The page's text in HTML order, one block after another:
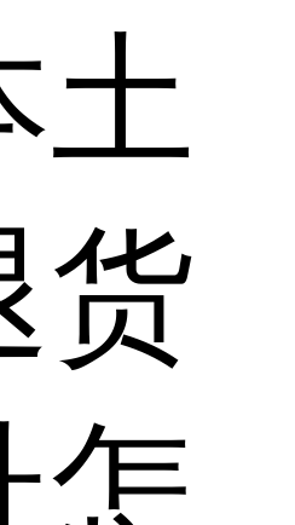
土
货
怎